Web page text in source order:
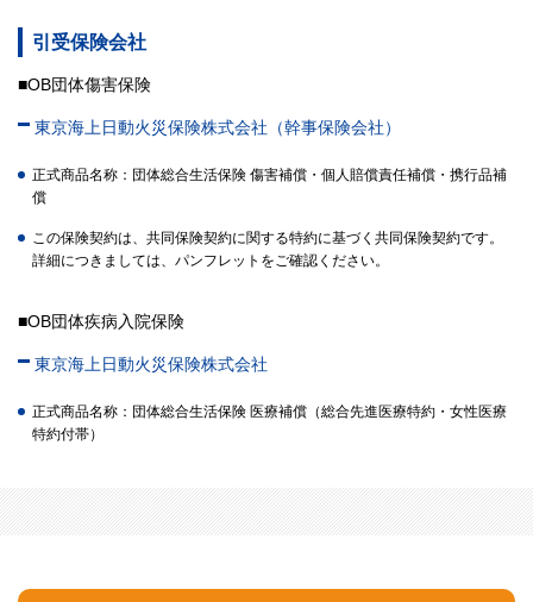
引受保険会社
■OB団体傷害保険
東京海上日動火災保険株式会社（幹事保険会社）
正式商品名称：団体総合生活保険 傷害補償・個人賠償責任補償・携行品補
償
この保険契約は、共同保険契約に関する特約に基づく共同保険契約です。
詳細につきましては、パンフレットをご確認ください。
■OB団体疾病入院保険
東京海上日動火災保険株式会社
正式商品名称：団体総合生活保険 医療補償（総合先進医療特約・女性医療
特約付帯）